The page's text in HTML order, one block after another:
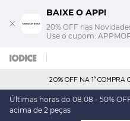
BAIXE O APP!
20% OFF nas
Use o cupom:
20% OFF NA 1° COMPRA
Últimas horas do 08.08 - 50%
acima de 2 peças